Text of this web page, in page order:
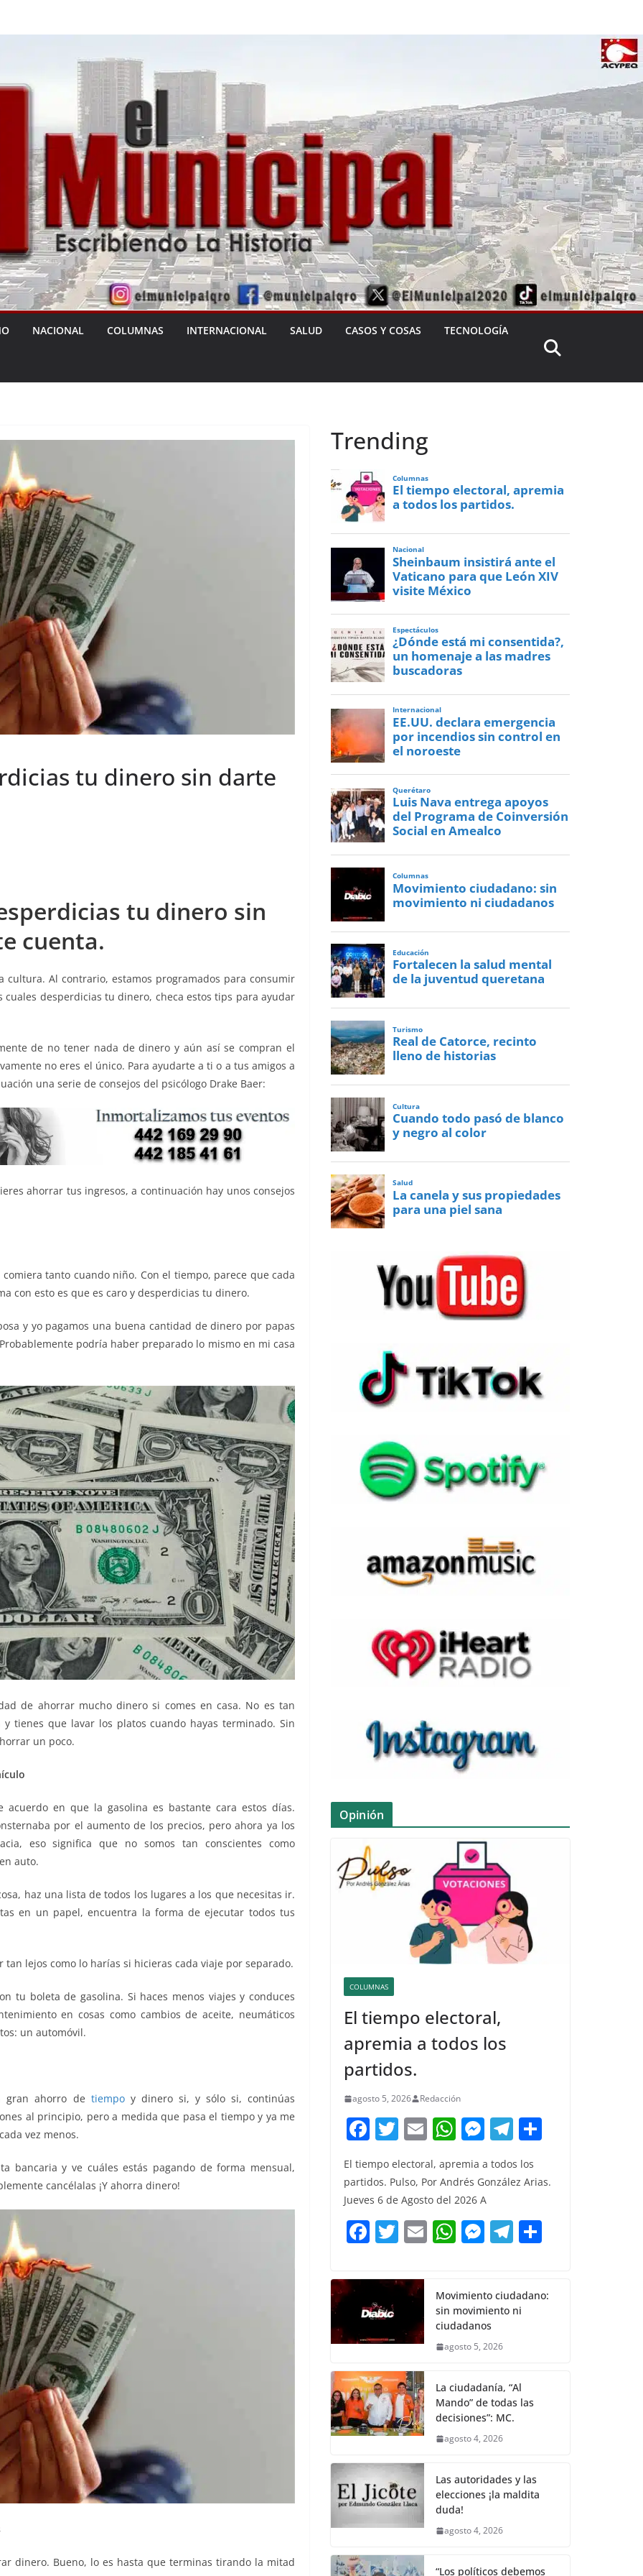
NACIONAL COLUMNAS INTERNACIONAL SALUD CASOS Y COSAS TECNOLOGÍA
tu dinero sin darte
tu dinero sin
cuenta.
Al contrario, estamos programados para consumir
cuales desperdicias tu dinero, checa estos tips para ayudar
de no tener nada de dinero y aún así se compran el
no eres el único. Para ayudarte a ti o a tus amigos a
una serie de consejos del psicólogo Drake Baer:
ahorrar tus ingresos, a continuación hay unos consejos
tanto cuando niño. Con el tiempo, parece que cada
con esto es que es caro y desperdicias tu dinero.
y yo pagamos una buena cantidad de dinero por papas
podría haber preparado lo mismo en mi casa
de ahorrar mucho dinero si comes en casa. No es tan
tienes que lavar los platos cuando hayas terminado. Sin
un poco.
en que la gasolina es bastante cara estos días.
por el aumento de los precios, pero ahora ya los
eso significa que no somos tan conscientes como
auto.
haz una lista de todos los lugares a los que necesitas ir.
en un papel, encuentra la forma de ejecutar todos tus
lejos como lo harías si hicieras cada viaje por separado.
tu boleta de gasolina. Si haces menos viajes y conduces
en cosas como cambios de aceite, neumáticos
un automóvil.
gran ahorro de tiempoy dinero si, y sólo si, continúas
al principio, pero a medida que pasa el tiempo y ya me
vez menos.
bancaria y ve cuáles estás pagando de forma mensual,
cancélalas ¡Y ahorra dinero!
dinero. Bueno, lo es hasta que terminas tirando la mitad
Trending
Opinión
COLUMNAS
El tiempo electoral,
apremia a todos los
partidos.
agosto 5, 2026 Redacción
F
c
e
b
o
k
T
w
itt
er
E
m
ai
l
W
at
s
A
p
M
ss
e
n
g
T
el
e
a
m
m
El tiempo electoral, apremia a todos los
partidos. Pulso, Por Andrés González Arias.
Jueves 6 de Agosto del 2026 A
F
c
e
b
o
o
k
T
itt
er
E W
s
A
p
M
e
n
g
T
gr
a
p
Movimiento ciudadano:
sin movimiento ni
ciudadanos
agosto 5, 2026
La ciudadanía, “Al
Mando” de todas las
decisiones”: MC.
agosto 4, 2026
Las autoridades y las
elecciones ¡la maldita
duda!
agosto 4, 2026
“Los políticos debemos